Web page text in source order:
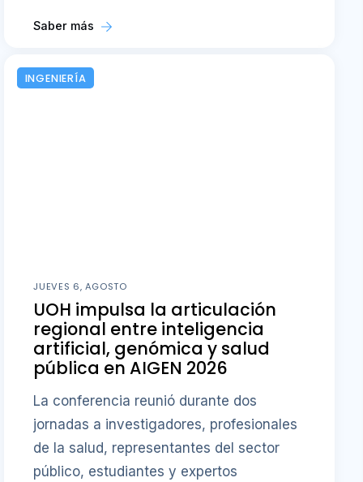
Saber más
INGENIERÍA
JUEVES 6, AGOSTO
UOH impulsa la articulación
regional entre inteligencia
artificial, genómica y salud
pública en AIGEN 2026
La conferencia reunió durante dos
jornadas a investigadores, profesionales
de la salud, representantes del sector
público, estudiantes y expertos